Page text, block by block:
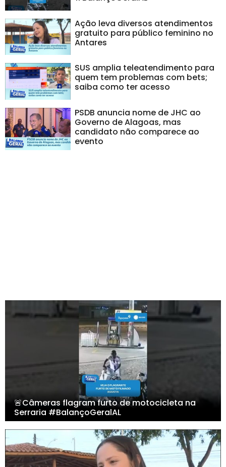
Ação leva diversos atendimentos
gratuito para público feminino no
Antares
SUS amplia teleatendimento para
quem tem problemas com bets;
saiba como ter acesso
PSDB anuncia nome de JHC ao
Governo de Alagoas, mas
candidato não comparece ao
evento
🚨Câmeras flagram furto de motocicleta na
Serraria #BalançoGeralAL